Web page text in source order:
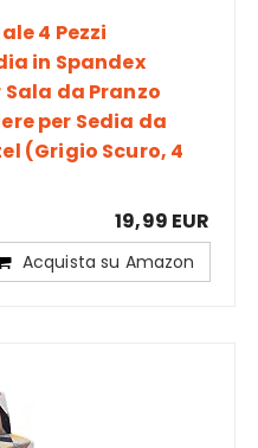
4 Pezzi
in Spandex
da Pranzo
per Sedia da
(Grigio Scuro, 4
19,99 EUR
Acquista su Amazon